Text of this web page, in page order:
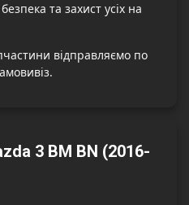
та захист усіх на
відправляємо по
3 BM BN (2016-